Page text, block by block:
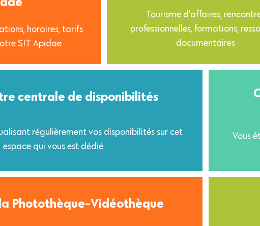
horaires, tarifs
SIT Apidae
Tourisme d’affaires,
professionnelles, formations,
documentaires
centrale de disponibilités
régulièrement vos disponibilités sur cet
espace qui vous est dédié
Vous
Photothèque-Vidéothèque